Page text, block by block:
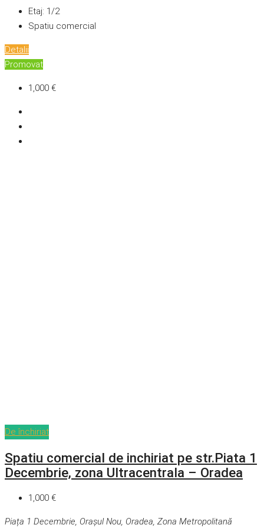
Etaj: 1/2
Spatiu comercial
Detalii
Promovat
1,000 €
De închiriat
Spatiu comercial de inchiriat pe str.Piata 1
Decembrie, zona Ultracentrala – Oradea
1,000 €
Piața 1 Decembrie, Orașul Nou, Oradea, Zona Metropolitană